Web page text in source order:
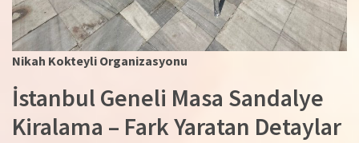
Nikah Kokteyli Organizasyonu
İstanbul Geneli Masa Sandalye
Kiralama – Fark Yaratan Detaylar